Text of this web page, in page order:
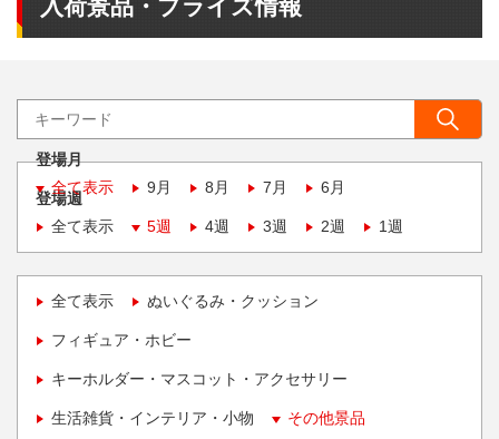
入荷景品・プライズ情報
登場月
全て表示
9月 8月 7月 6月
登場週
全て表示
5週 4週 3週 2週 1週
全て表示 ぬいぐるみ・クッション
フィギュア・ホビー
キーホルダー・マスコット・アクセサリー
生活雑貨・インテリア・小物 その他景品